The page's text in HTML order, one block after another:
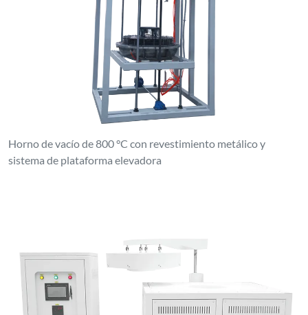
Horno de vacío de 800 °C con revestimiento metálico y
sistema de plataforma elevadora